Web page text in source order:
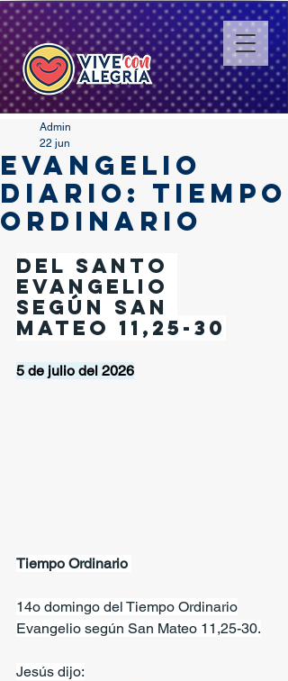
EVANGELIO
DIARIO: TIEMPO
ORDINARIO
Admin
22 jun
Del santo
Evangelio
según San
Mateo 11,25-30
5 de julio del 2026
Tiempo Ordinario
14o domingo del Tiempo Ordinario
Evangelio según San Mateo 11,25-30.
Jesús dijo: